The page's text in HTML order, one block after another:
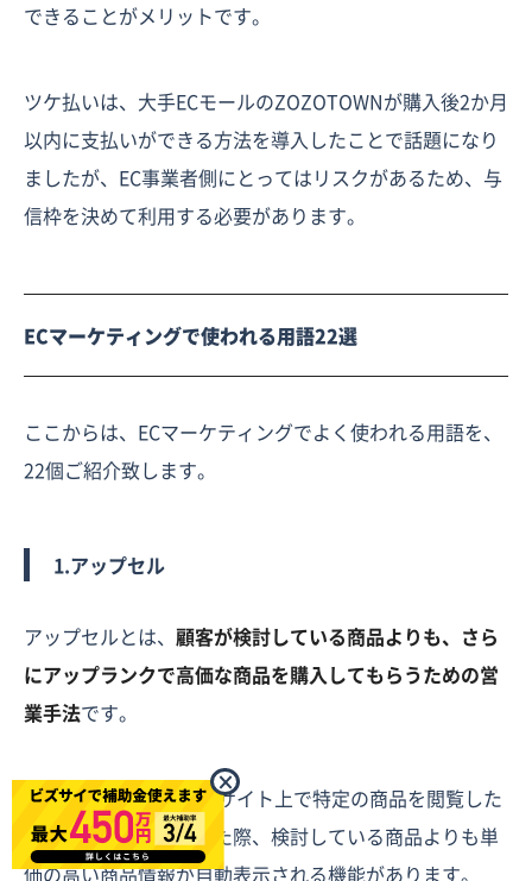
できることがメリットです。
ツケ払いは、大手ECモールのZOZOTOWNが購入後2か月
以内に支払いができる方法を導入したことで話題になり
ましたが、EC事業者側にとってはリスクがあるため、与
信枠を決めて利用する必要があります。
ECマーケティングで使われる用語22選
ここからは、ECマーケティングでよく使われる用語を、
22個ご紹介致します。
1.アップセル
アップセルとは、 顧客が検討している商品よりも、さら
にアップランクで高価な商品を購入してもらうための営
業手法です。
ECサイトでは、顧客がサイト上で特定の商品を閲覧した
り、買い物かごに入れた際、検討している商品よりも単
価の高い商品情報が自動表示される機能があります。
×